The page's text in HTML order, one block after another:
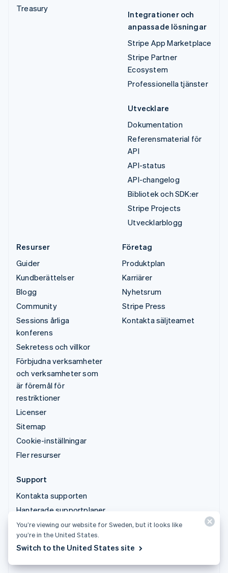
Treasury
Integrationer och
anpassade lösningar
Stripe App Marketplace
Stripe Partner
Ecosystem
Professionella tjänster
Utvecklare
Dokumentation
Referensmaterial för
API
API-status
API-changelog
Bibliotek och SDK:er
Stripe Projects
Utvecklarblogg
Resurser
Guider
Kundberättelser
Blogg
Community
Sessions årliga
konferens
Sekretess och villkor
Förbjudna verksamheter
och verksamheter som
är föremål för
restriktioner
Licenser
Sitemap
Cookie-inställningar
Fler resurser
Företag
Produktplan
Karriärer
Nyhetsrum
Stripe Press
Kontakta säljteamet
Support
Kontakta supporten
Hanterade supportplaner
© 2026 Stripe, LLC
You’re viewing our website for Sweden, but it looks like
you’re in the United States.
Switch to the United States site